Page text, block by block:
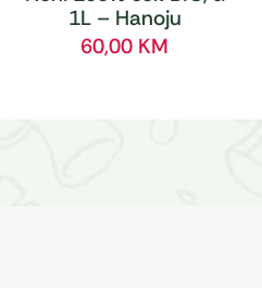
1L – Hanoju
60,00 KM